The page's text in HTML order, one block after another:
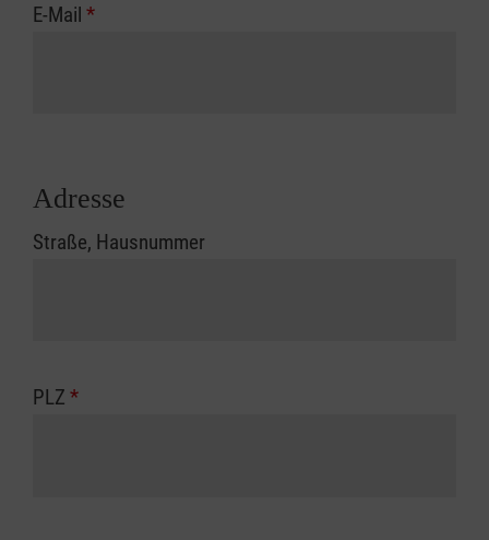
E-Mail *
Adresse
Straße, Hausnummer
PLZ *